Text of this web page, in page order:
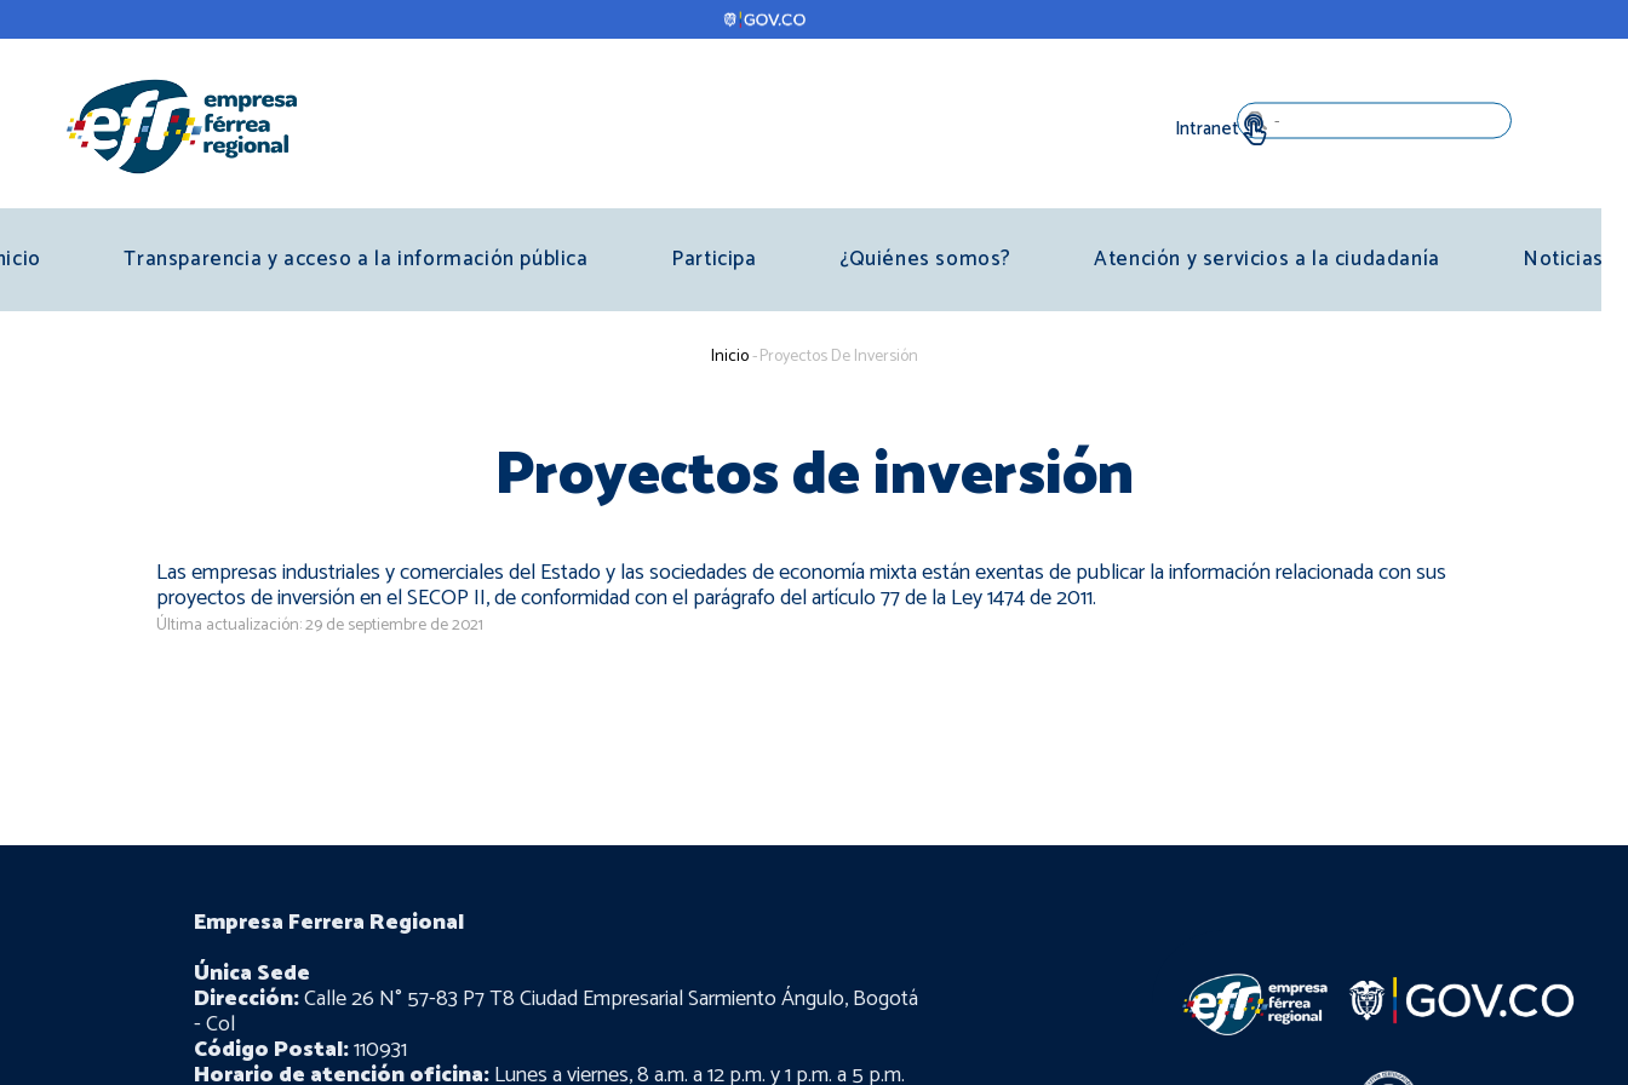
contenido
Transparencia y acceso a la información pública Participa ¿Quiénes somos? Atención y servicios a la ciudadanía Noticias
Sobrescribir
ayuda
la
navegación
Inicio-Proyectos De Inversión
Proyectos de inversión
Las empresas industriales y comerciales del Estado y las sociedades de economía mixta están exentas de publicar la información relacionada con sus
proyectos de inversión en el SECOP II, de conformidad con el parágrafo del artículo 77 de la Ley 1474 de 2011.
Última actualización: 29 de septiembre de 2021
Empresa Ferrera Regional
Única Sede
Dirección:Calle 26 N° 57-83 P7 T8 Ciudad Empresarial Sarmiento Ángulo, Bogotá
- Col
Código Postal:110931
Horario de atención oficina:Lunes a viernes, 8 a.m. a 12 p.m. y 1 p.m. a 5 p.m.